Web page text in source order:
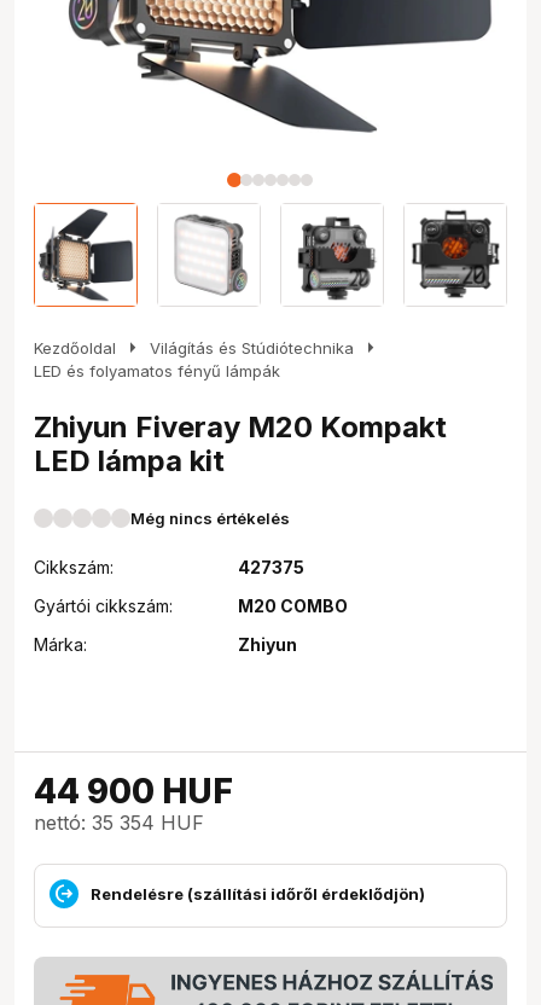
Kezdőoldal arrow_right Világítás és Stúdiótechnika arrow_right
LED és folyamatos fényű lámpák
Zhiyun Fiveray M20 Kompakt
LED lámpa kit
Még nincs értékelés
Cikkszám:
427375
Gyártói cikkszám:
M20 COMBO
Márka:
Zhiyun
44 900 HUF
nettó: 35 354 HUF
Rendelésre (szállítási időről érdeklődjön)